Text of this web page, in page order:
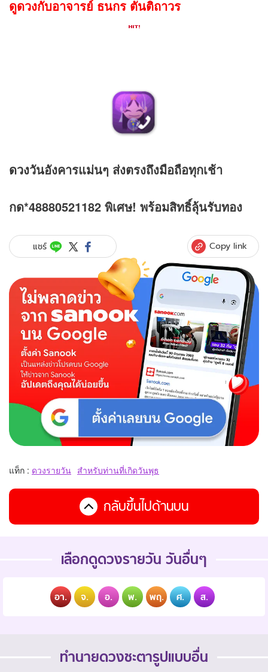
ดูดวงกับอาจารย์ ธนกร ตันติถาวร
ดวงวันอังคารแม่นๆ ส่งตรงถึงมือถือทุกเช้า
กด*48880521182 พิเศษ! พร้อมสิทธิ์ลุ้นรับทอง
แชร์ Copy link
แท็ก : ดวงรายวัน สำหรับท่านที่เกิดวันพุธ
กลับขึ้นไปด้านบน
เลือกดูดวงรายวัน วันอื่นๆ
อา. จ. อ. พ. พฤ. ศ. ส.
ทำนายดวงชะตารูปแบบอื่น